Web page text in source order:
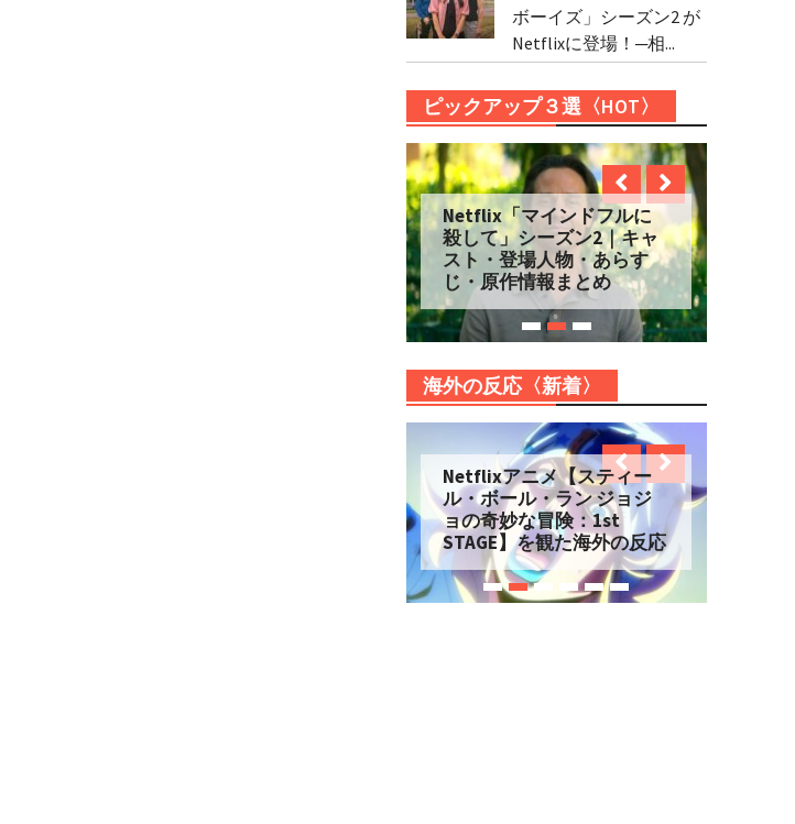
ボーイズ」シーズン2 が
Netflixに登場！─相...
ピックアップ３選〈HOT〉
Netflix「マインドフルに
殺して」シーズン2｜キャ
スト・登場人物・あらす
じ・原作情報まとめ
海外の反応〈新着〉
Netflixアニメ【スティー
ル・ボール・ラン ジョジ
ョの奇妙な冒険：1st
STAGE】を観た海外の反応